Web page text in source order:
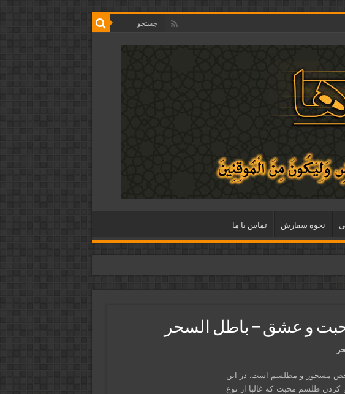
نحوه سفارش تماس با ما
و عشق – باطل السحر
مسحور و مطلسم است. در این
کردن طلسم محبت که غالبا از نوع